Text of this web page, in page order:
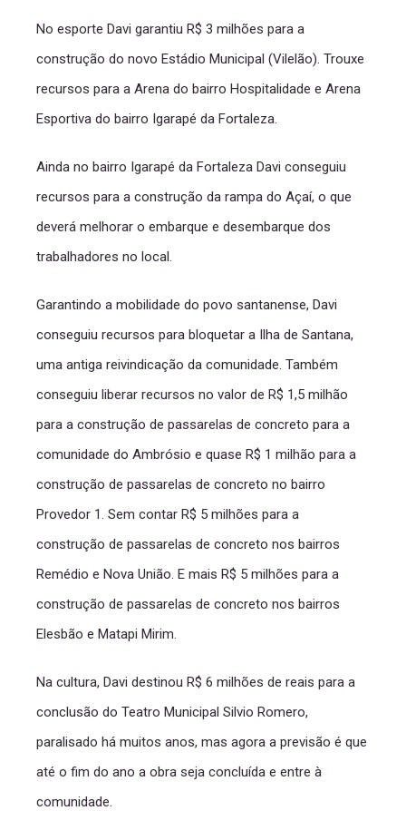
No esporte Davi garantiu R$ 3 milhões para a
construção do novo Estádio Municipal (Vilelão). Trouxe
recursos para a Arena do bairro Hospitalidade e Arena
Esportiva do bairro Igarapé da Fortaleza.
Ainda no bairro Igarapé da Fortaleza Davi conseguiu
recursos para a construção da rampa do Açaí, o que
deverá melhorar o embarque e desembarque dos
trabalhadores no local.
Garantindo a mobilidade do povo santanense, Davi
conseguiu recursos para bloquetar a Ilha de Santana,
uma antiga reivindicação da comunidade. Também
conseguiu liberar recursos no valor de R$ 1,5 milhão
para a construção de passarelas de concreto para a
comunidade do Ambrósio e quase R$ 1 milhão para a
construção de passarelas de concreto no bairro
Provedor 1. Sem contar R$ 5 milhões para a
construção de passarelas de concreto nos bairros
Remédio e Nova União. E mais R$ 5 milhões para a
construção de passarelas de concreto nos bairros
Elesbão e Matapi Mirim.
Na cultura, Davi destinou R$ 6 milhões de reais para a
conclusão do Teatro Municipal Silvio Romero,
paralisado há muitos anos, mas agora a previsão é que
até o fim do ano a obra seja concluída e entre à
comunidade.